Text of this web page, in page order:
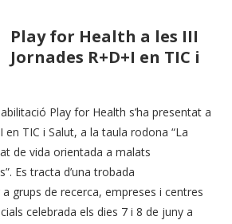
Play for Health a les III
Jornades R+D+I en TIC i
Play for Health s’ha presentat a
en TIC i Salut, a la taula rodona “La
de vida orientada a malats
Es tracta d’una trobada
grups de recerca, empreses i centres
celebrada els dies 7 i 8 de juny a